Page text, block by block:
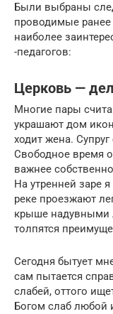
Были выбраны
проводимые ранее
наиболее
-педагогов:
Церковь —
Многие пары
украшают дом
ходит жена.
Свободное время
важнее
На утренней заре
реке проезжают
крыше надувными
толпятся
Сегодня бытует
сам пытается
слабей, оттого
Богом слаб любой